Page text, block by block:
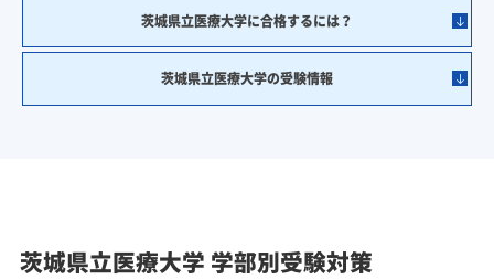
茨城県立医療大学に合格するには？
茨城県立医療大学の受験情報
茨城県立医療大学 学部別受験対策